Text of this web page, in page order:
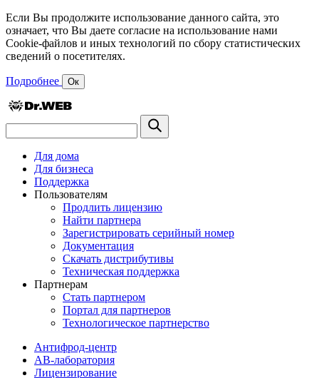
Если Вы продолжите использование данного сайта, это
означает, что Вы даете согласие на использование нами
Cookie-файлов и иных технологий по сбору статистических
сведений о посетителях.
Подробнее Ок
Для дома
Для бизнеса
Поддержка
Пользователям
Продлить лицензию
Найти партнера
Зарегистрировать серийный номер
Документация
Скачать дистрибутивы
Техническая поддержка
Партнерам
Стать партнером
Портал для партнеров
Технологическое партнерство
Антифрод-центр
АВ-лаборатория
Лицензирование